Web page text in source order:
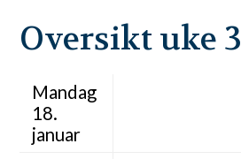
Oversikt uke 3
Mandag
18.
januar